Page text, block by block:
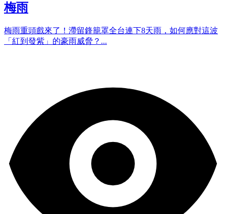
梅雨
梅雨重頭戲來了！滯留鋒籠罩全台連下8天雨，如何應對這波
「紅到發紫」的豪雨威脅？...